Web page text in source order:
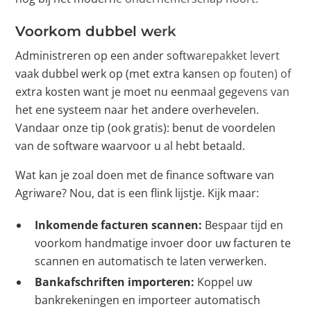
Voorkom dubbel werk
Administreren op een ander softwarepakket levert
vaak dubbel werk op (met extra kansen op fouten) of
extra kosten want je moet nu eenmaal gegevens van
het ene systeem naar het andere overhevelen.
Vandaar onze tip (ook gratis): benut de voordelen
van de software waarvoor u al hebt betaald.
Wat kan je zoal doen met de finance software van
Agriware? Nou, dat is een flink lijstje. Kijk maar:
Inkomende facturen scannen: Bespaar tijd en
voorkom handmatige invoer door uw facturen te
scannen en automatisch te laten verwerken.
Bankafschriften importeren: Koppel uw
bankrekeningen en importeer automatisch